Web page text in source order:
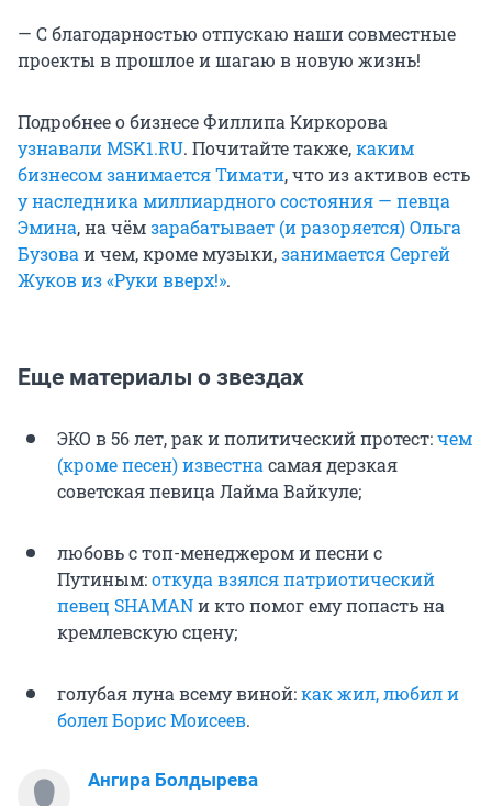
— С благодарностью отпускаю наши совместные
проекты в прошлое и шагаю в новую жизнь!
Подробнее о бизнесе Филлипа Киркорова
узнавали MSK1.RU. Почитайте также,каким
бизнесом занимается Тимати, что из активов есть
у наследника миллиардного состояния — певца
Эмина, на чёмзарабатывает (и разоряется) Ольга
Бузова и чем, кроме музыки,занимается Сергей
Жуков из «Руки вверх!».
Еще материалы о звездах
ЭКО в 56 лет, рак и политический протест:чем
(кроме песен) известна самая дерзкая
советская певица Лайма Вайкуле;
любовь с топ-менеджером и песни с
Путиным:откуда взялся патриотический
певец SHAMANи кто помог ему попасть на
кремлевскую сцену;
голубая луна всему виной:как жил, любил и
болел Борис Моисеев.
Ангира Болдырева